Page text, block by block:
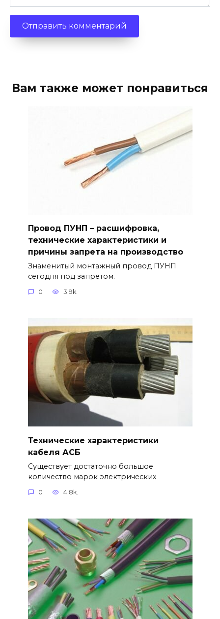
Вам также может понравиться
Провод ПУНП – расшифровка,
технические характеристики и
причины запрета на производство
Знаменитый монтажный провод ПУНП
сегодня под запретом.
0 3.9k.
Технические характеристики
кабеля АСБ
Существует достаточно большое
количество марок электрических
0 4.8k.